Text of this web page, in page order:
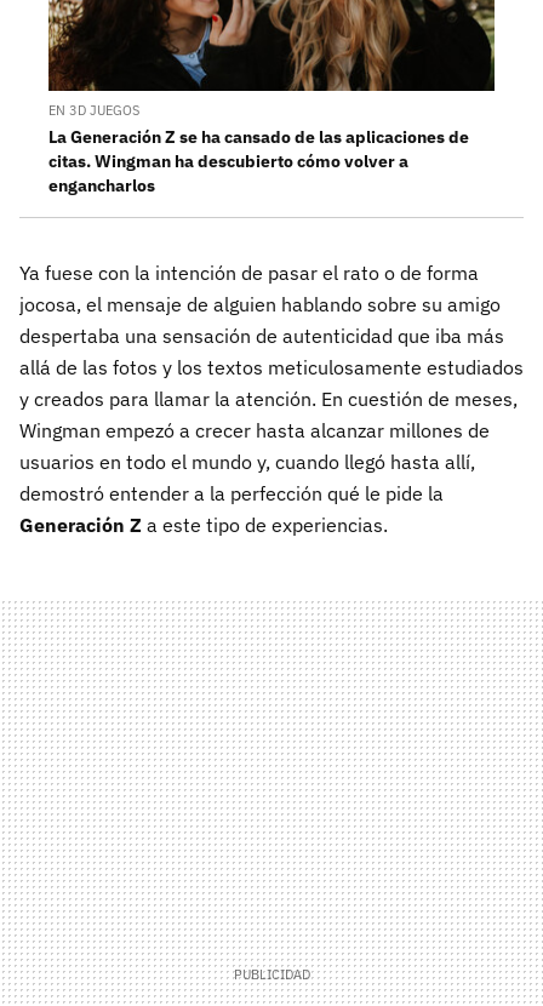
EN 3D JUEGOS
La Generación Z se ha cansado de las aplicaciones de
citas. Wingman ha descubierto cómo volver a
engancharlos
Ya fuese con la intención de pasar el rato o de forma
jocosa, el mensaje de alguien hablando sobre su amigo
despertaba una sensación de autenticidad que iba más
allá de las fotos y los textos meticulosamente estudiados
y creados para llamar la atención. En cuestión de meses,
Wingman empezó a crecer hasta alcanzar millones de
usuarios en todo el mundo y, cuando llegó hasta allí,
demostró entender a la perfección qué le pide la
Generación Z a este tipo de experiencias.